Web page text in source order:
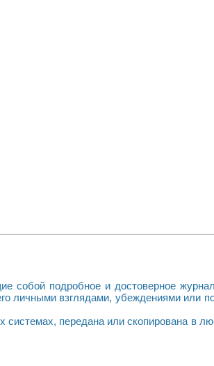
подробное и достоверное
личными взглядами, убеждениями или
системах, передана или скопирована в